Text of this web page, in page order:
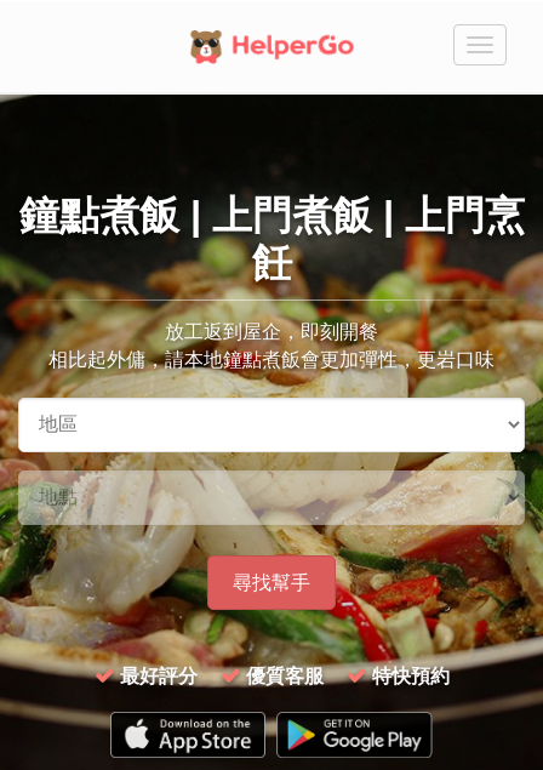
切
鐘點煮飯 | 上門煮飯 | 上門烹
飪
放工返到屋企，即刻開餐
相比起外傭，請本地鐘點煮飯會更加彈性，更岩口味
尋找幫手
最好評分 優質客服 特快預約